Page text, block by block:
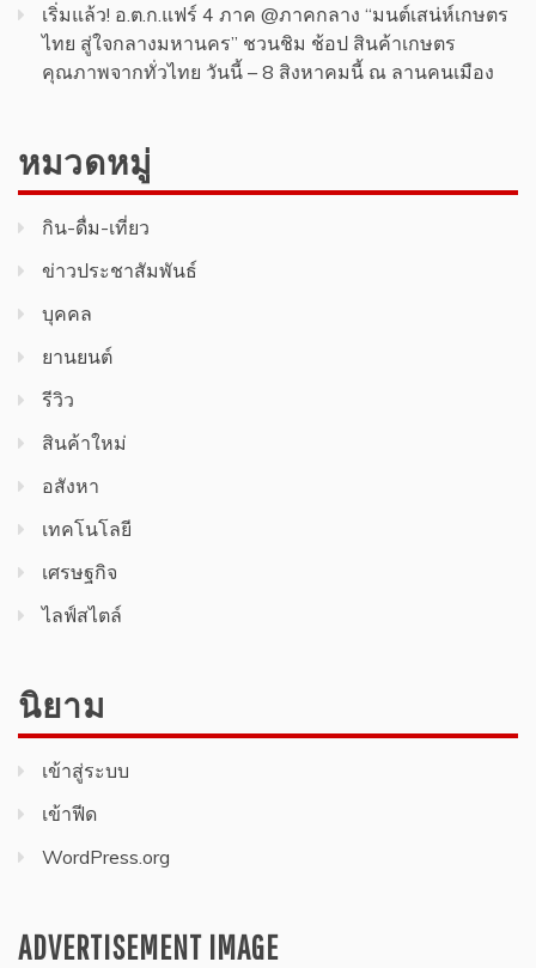
เริ่มแล้ว! อ.ต.ก.แฟร์ 4 ภาค @ภาคกลาง “มนต์เสน่ห์เกษตร
ไทย สู่ใจกลางมหานคร” ชวนชิม ช้อป สินค้าเกษตร
คุณภาพจากทั่วไทย วันนี้ – 8 สิงหาคมนี้ ณ ลานคนเมือง
หมวดหมู่
กิน-ดื่ม-เที่ยว
ข่าวประชาสัมพันธ์
บุคคล
ยานยนต์
รีวิว
สินค้า​ใหม่​
อสังหา
เทคโนโลยี
เศรษฐกิจ
ไลฟ์สไตล์
นิยาม
เข้าสู่ระบบ
เข้าฟีด
WordPress.org
ADVERTISEMENT IMAGE